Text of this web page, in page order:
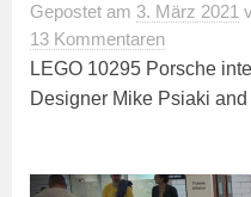
Gepostet am 3. März 2021
13 Kommentaren
LEGO 10295 Porsche
Designer Mike Psiaki